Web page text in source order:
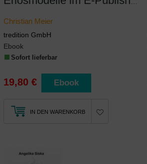
Christian Meier
tredition GmbH
Ebook
Sofort lieferbar
19,80 € Ebook
IN DEN WARENKORB